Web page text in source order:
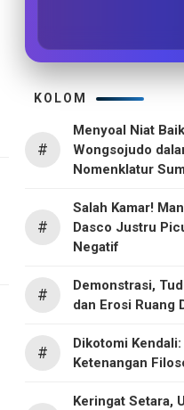
KOLOM
#
Menyoal Niat
Wongsojudo
Nomenklatur
#
Salah Kamar!
Dasco Justru
Negatif
#
Demonstrasi,
dan Erosi Ruang
#
Dikotomi
Ketenangan
Keringat Setara,